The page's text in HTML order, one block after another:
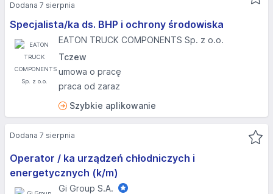
Specjalista/ka ds. BHP i ochrony środowiska
EATON TRUCK COMPONENTS Sp. z o.o.
Tczew
umowa o pracę
praca od zaraz
Szybkie aplikowanie
Dodana 7 sierpnia
Operator / ka urządzeń chłodniczych i
energetycznych (k/m)
Gi Group S.A.
Dodana 7 sierpnia